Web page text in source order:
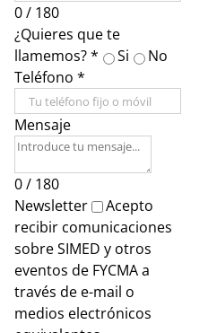
0 / 180
¿Quieres que te
llamemos?* Si
No
Teléfono *
Mensaje
0 / 180
Newsletter
Acepto
recibir comunicaciones
sobre SIMED y otros
eventos de FYCMA a
través de e-mail o
medios electrónicos